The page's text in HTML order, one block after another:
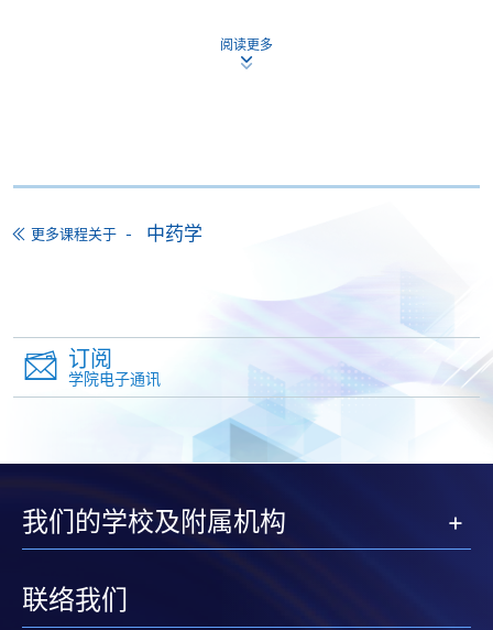
1. 现金、「易办事」（EPS）、微信支付
(WeChat Pay) 或支付宝(Alipay)
2. 支票或银行本票
如以划线支票或银行本票缴付，抬头请注明「香港大
学专业进修学院」。支票背面请写上课程名称及申请
亲临学院各报名中心递交划线支票、报名表格及有关
证明文件；
或可将上述文件一并寄交各报名中心，信封上请注明
「报读课程」，惟学院对邮递失误而遗失的支票及个
阅读更多
更多课程关于 中药学
订阅
学院电子通讯
我们的学校及附属机构
联络我们